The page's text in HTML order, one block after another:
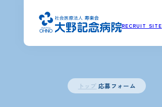
RECRUIT SITE
トップ 応募フォーム